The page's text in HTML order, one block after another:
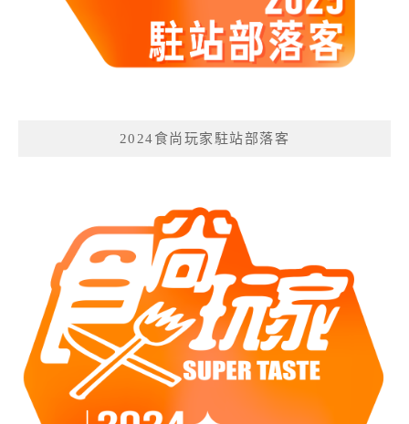
2024食尚玩家駐站部落客